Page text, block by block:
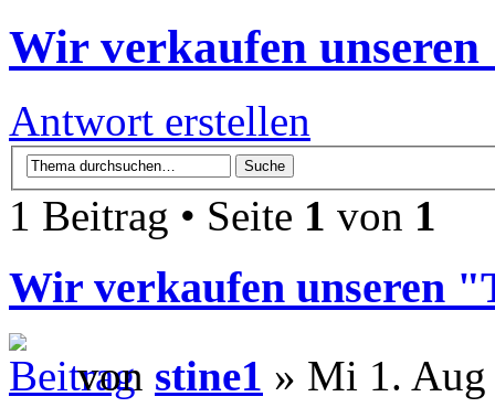
Wir verkaufen
Antwort erstellen
1 Beitrag • Seite 1 von 1
Wir verkaufen unseren
von stine1 » Mi 1.